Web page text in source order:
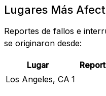
Lugares Más
Reportes de fallos e
se originaron desde:
Lugar
Los Angeles, CA 1